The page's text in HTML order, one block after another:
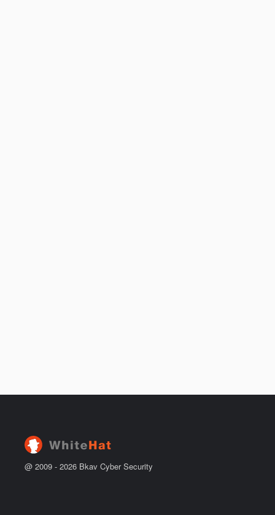
@ 2009 - 2026 Bkav Cyber Security